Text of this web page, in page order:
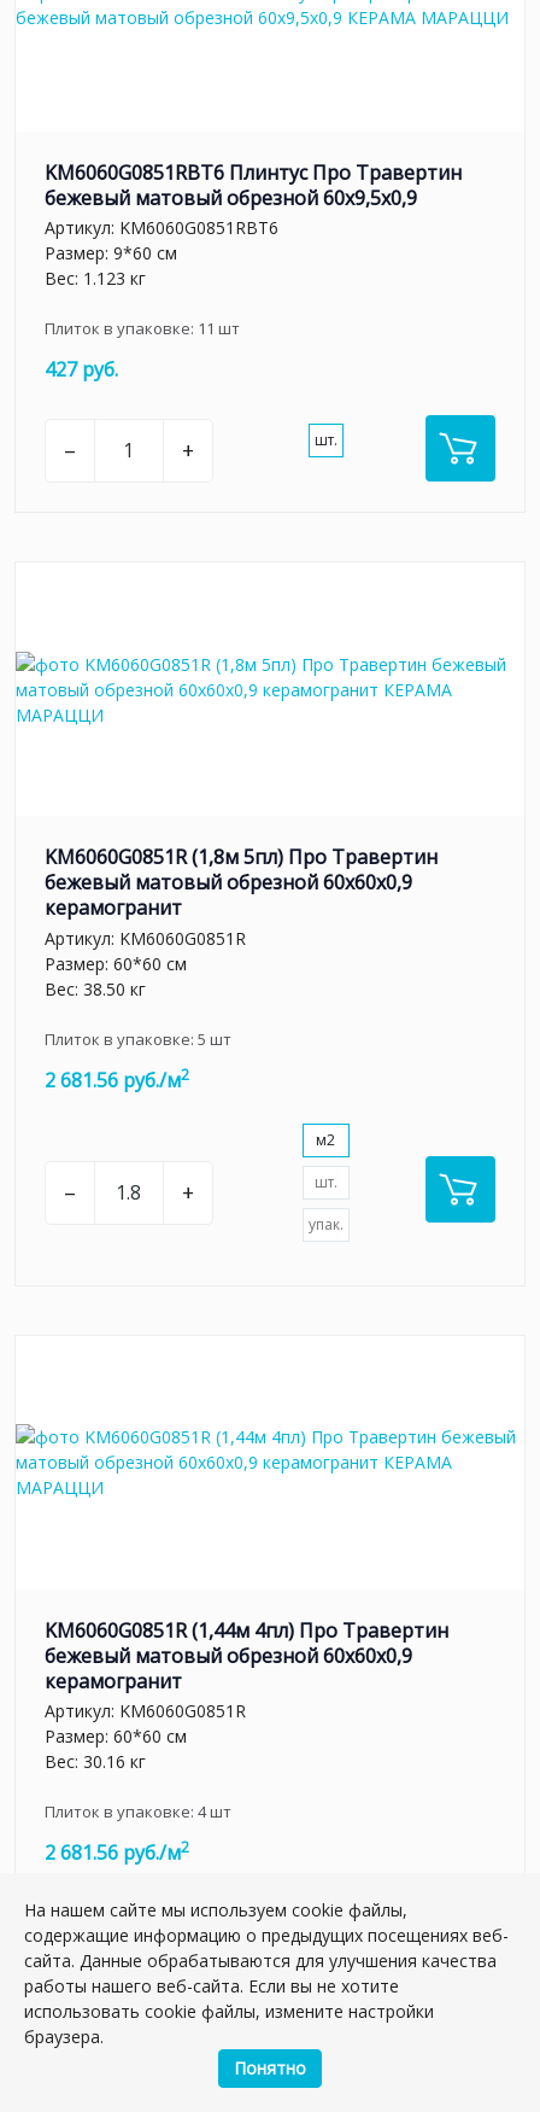
KM6060G0851RBT6 Плинтус Про Травертин
бежевый матовый обрезной 60x9,5x0,9
Артикул: KM6060G0851RBT6
Размер: 9*60 см
Вес: 1.123 кг
Плиток в упаковке: 11 шт
427 руб.
– + шт.
KM6060G0851R (1,8м 5пл) Про Травертин
бежевый матовый обрезной 60x60x0,9
керамогранит
Артикул: KM6060G0851R
Размер: 60*60 см
Вес: 38.50 кг
Плиток в упаковке: 5 шт
2 681.56 руб./м2
– +
м2
шт.
упак.
KM6060G0851R (1,44м 4пл) Про Травертин
бежевый матовый обрезной 60x60x0,9
керамогранит
Артикул: KM6060G0851R
Размер: 60*60 см
Вес: 30.16 кг
Плиток в упаковке: 4шт
2 681.56 руб./м2
– +
м2
шт.
упак.
На нашем сайте мы используем cookie файлы,
содержащие информацию о предыдущих посещениях веб-
сайта. Данные обрабатываются для улучшения качества
работы нашего веб-сайта. Если вы не хотите
использовать cookie файлы, измените настройки
браузера.
Понятно